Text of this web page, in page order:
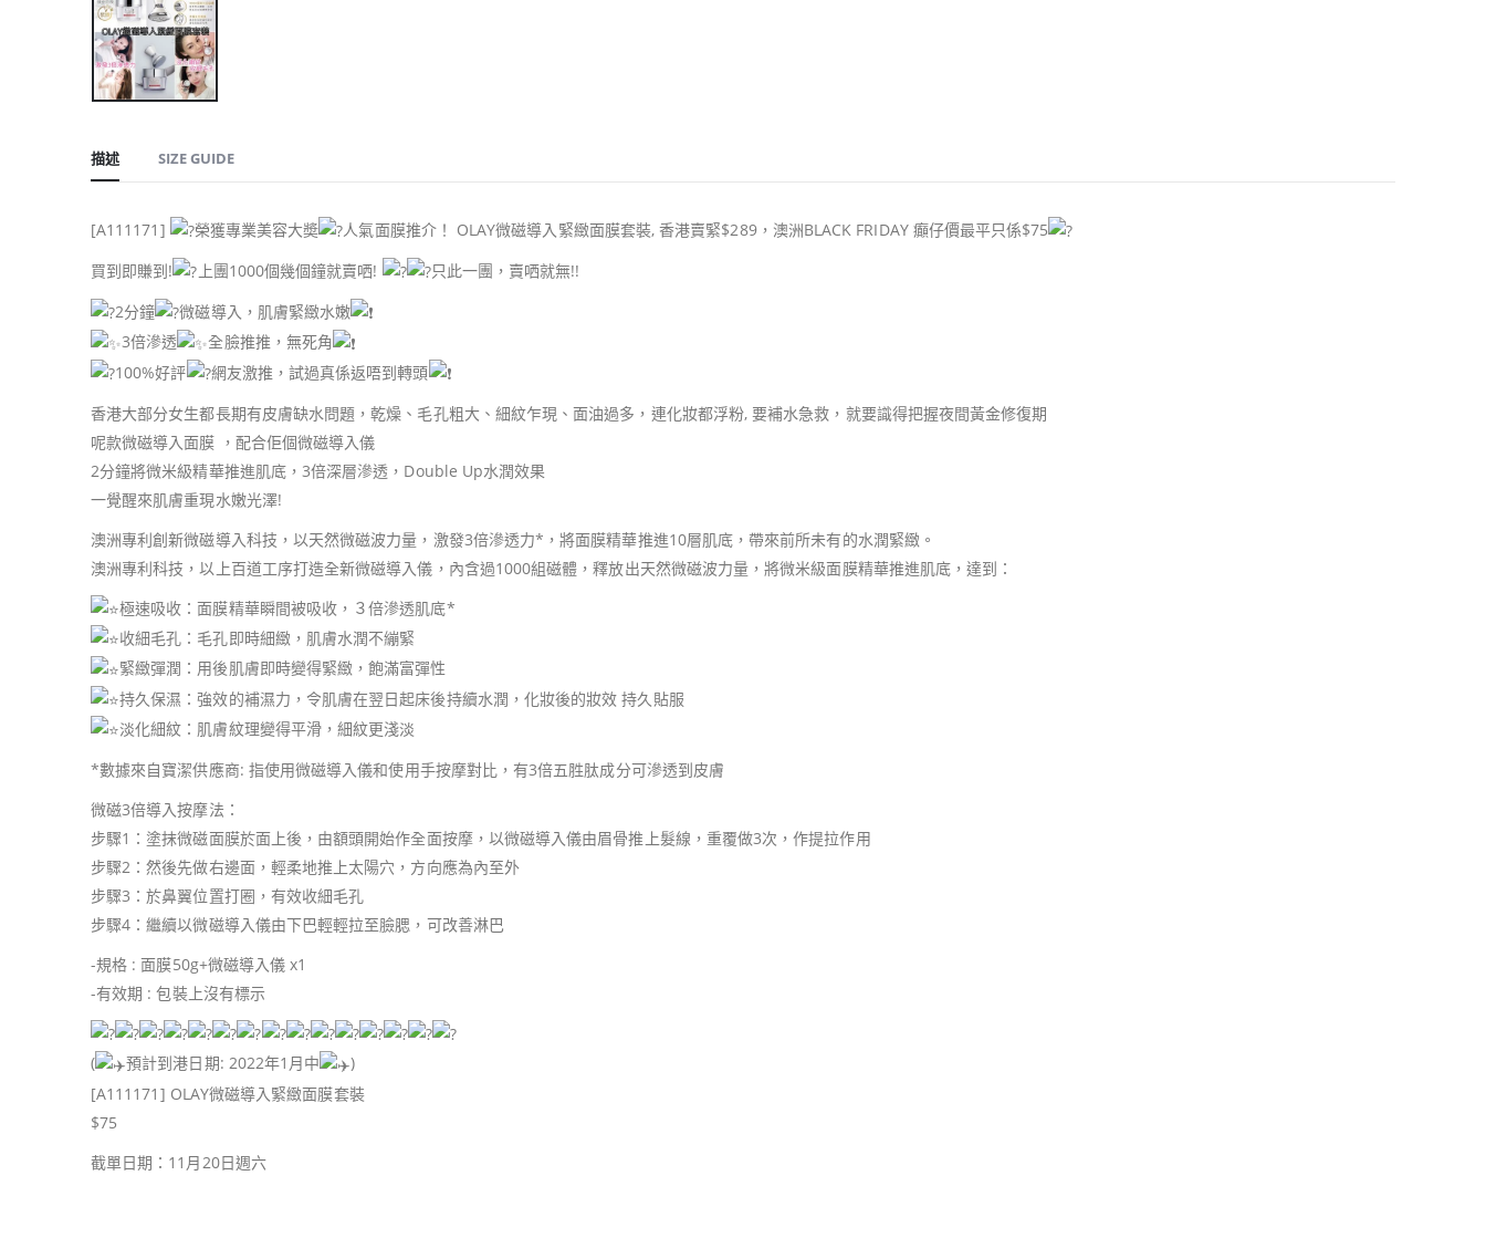
描述 SIZE GUIDE
[A111171] 榮獲專業美容大奬
人氣面膜推介！ OLAY微磁導入緊緻面膜套裝, 香港賣緊$289，澳洲BLACK FRIDAY 癲仔價最平只係$75
買到即賺到!
上團1000個幾個鐘就賣哂!
只此一團，賣哂就無!!
2分鐘
微磁導入，肌膚緊緻水嫩
3倍滲透
全臉推推，無死角
100%好評
網友激推，試過真係返唔到轉頭
香港大部分女生都長期有皮膚缺水問題，乾燥、毛孔粗大、細紋乍現、面油過多，連化妝都浮粉, 要補水急救，就要識得把握夜間黃金修復期
呢款微磁導入面膜 ，配合佢個微磁導入儀
2分鐘將微米級精華推進肌底，3倍深層滲透，Double Up水潤效果
一覺醒來肌膚重現水嫩光澤!
澳洲專利創新微磁導入科技，以天然微磁波力量，激發3倍滲透力*，將面膜精華推進10層肌底，帶來前所未有的水潤緊緻。
澳洲專利科技，以上百道工序打造全新微磁導入儀，內含過1000組磁體，釋放出天然微磁波力量，將微米級面膜精華推進肌底，達到：
極速吸收：面膜精華瞬間被吸收，３倍滲透肌底*
收細毛孔：毛孔即時細緻，肌膚水潤不繃緊
緊緻彈潤：用後肌膚即時變得緊緻，飽滿富彈性
持久保濕：強效的補濕力，令肌膚在翌日起床後持續水潤，化妝後的妝效 持久貼服
淡化細紋：肌膚紋理變得平滑，細紋更淺淡
*數據來自寶潔供應商: 指使用微磁導入儀和使用手按摩對比，有3倍五胜肽成分可滲透到皮膚
微磁3倍導入按摩法：
步驟1：塗抹微磁面膜於面上後，由額頭開始作全面按摩，以微磁導入儀由眉骨推上髮線，重覆做3次，作提拉作用
步驟2：然後先做右邊面，輕柔地推上太陽穴，方向應為內至外
步驟3：於鼻翼位置打圈，有效收細毛孔
步驟4：繼續以微磁導入儀由下巴輕輕拉至臉腮，可改善淋巴
-規格 : 面膜50g+微磁導入儀 x1
-有效期 : 包裝上沒有標示
( 預計到港日期: 2022年1月中
)
[A111171] OLAY微磁導入緊緻面膜套裝
$75
截單日期：11月20日週六